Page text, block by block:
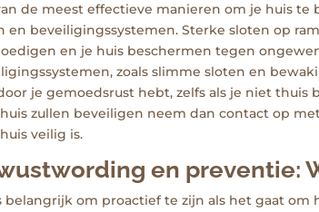
de meest effectieve manieren om je huis
en beveiligingssystemen. Sterke sloten op
en je huis beschermen tegen
zoals slimme sloten en
je gemoedsrust hebt, zelfs als je niet thuis
zullen beveiligen neem dan contact op
veilig is.
en preventie:
belangrijk om proactief te zijn als het gaat